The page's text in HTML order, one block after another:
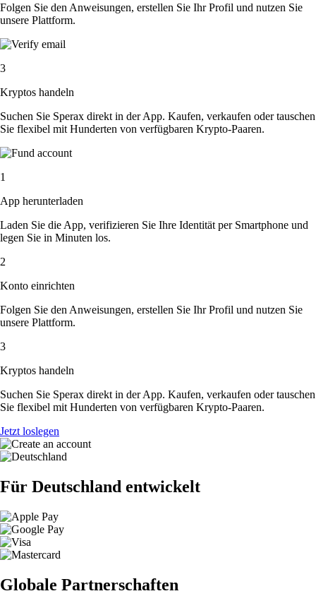
Folgen Sie den Anweisungen, erstellen Sie Ihr Profil und nutzen Sie
unsere Plattform.
3
Kryptos handeln
Suchen Sie Sperax direkt in der App. Kaufen, verkaufen oder tauschen
Sie flexibel mit Hunderten von verfügbaren Krypto-Paaren.
1
App herunterladen
Laden Sie die App, verifizieren Sie Ihre Identität per Smartphone und
legen Sie in Minuten los.
2
Konto einrichten
Folgen Sie den Anweisungen, erstellen Sie Ihr Profil und nutzen Sie
unsere Plattform.
3
Kryptos handeln
Suchen Sie Sperax direkt in der App. Kaufen, verkaufen oder tauschen
Sie flexibel mit Hunderten von verfügbaren Krypto-Paaren.
Jetzt loslegen
Für Deutschland entwickelt
Globale Partnerschaften